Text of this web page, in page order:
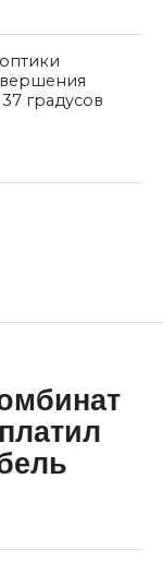
градусов